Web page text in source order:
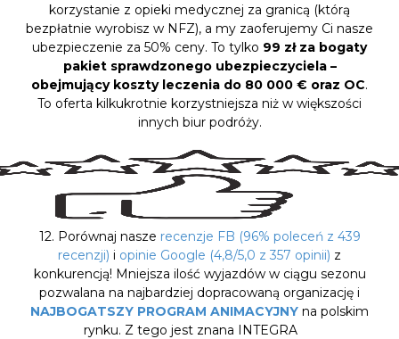
korzystanie z opieki medycznej za granicą (którą
bezpłatnie wyrobisz w NFZ), a my zaoferujemy Ci nasze
ubezpieczenie za 50% ceny. To tylko 99 zł za bogaty
pakiet sprawdzonego ubezpieczyciela –
obejmujący koszty leczenia do 80 000 € oraz OC.
To oferta kilkukrotnie korzystniejsza niż w większości
innych biur podróży.
12. Porównaj nasze recenzje FB (96% poleceń z 439
recenzji) i opinie Google (4,8/5,0 z 357 opinii) z
konkurencją! Mniejsza ilość wyjazdów w ciągu sezonu
pozwalana na najbardziej dopracowaną organizację i
NAJBOGATSZY PROGRAM ANIMACYJNY na polskim
rynku. Z tego jest znana INTEGRA